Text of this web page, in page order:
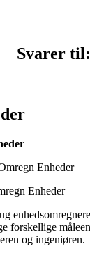
Svarer til:
Enheder
forskellige
og ingeniøren.